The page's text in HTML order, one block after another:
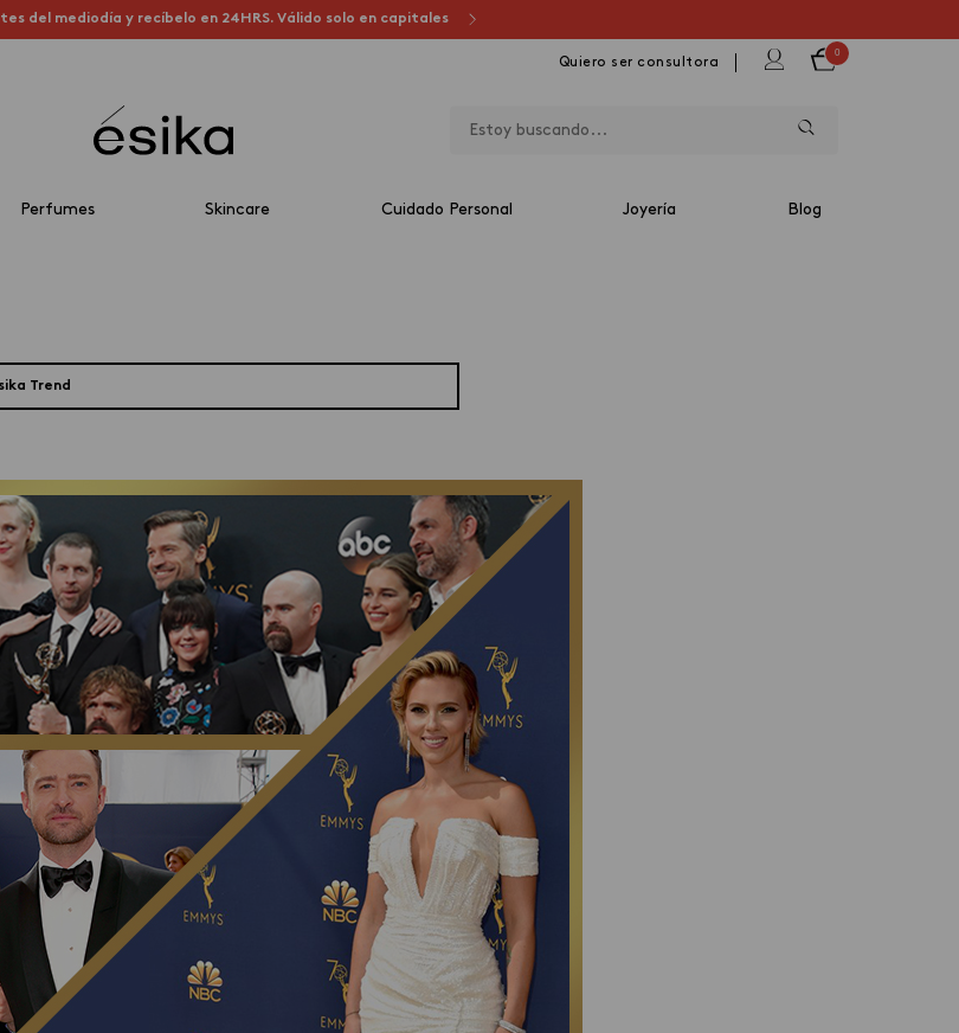
del mediodía y recíbelo en 24HRS. Válido solo en capitales
Quiero ser consultora
0
Perfumes Skincare Cuidado Personal Joyería Blog